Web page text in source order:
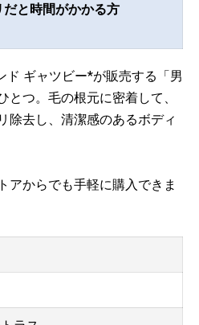
だと時間がかかる方
ド ギャツビー*が販売する「男
つ。毛の根元に密着して、
除去し、清潔感のあるボディ
アからでも手軽に購入できま